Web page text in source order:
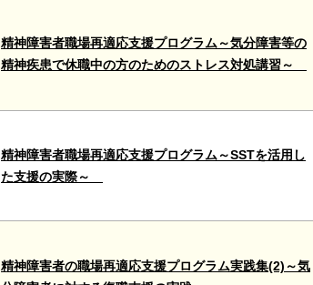
精神障害者職場再適応支援プログラム～気分障害等の
精神疾患で休職中の方のためのストレス対処講習～
精神障害者職場再適応支援プログラム～SSTを活用し
た支援の実際～
精神障害者の職場再適応支援プログラム実践集(2)～気